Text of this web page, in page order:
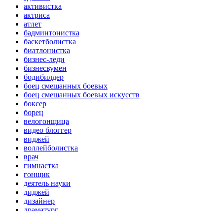
активистка
актриса
атлет
бадминтонистка
баскетболистка
биатлонистка
бизнес-леди
бизнесвумен
бодибилдер
боец смешанных боевых
боец смешанных боевых искусств
боксер
борец
велогонщица
видео блоггер
виджей
воллейболистка
врач
гимнастка
гонщик
деятель науки
диджей
дизайнер